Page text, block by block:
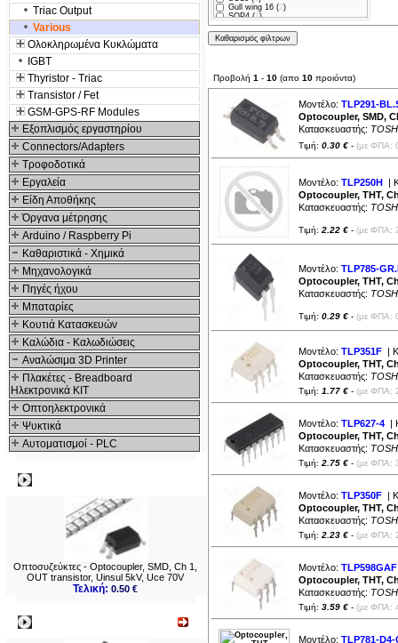
Triac Output
Various
Ολοκληρωμένα Κυκλώματα
IGBT
Thyristor - Triac
Transistor / Fet
GSM-GPS-RF Modules
Εξοπλισμός εργαστηρίου
Connectors/Adapters
Τροφοδοτικά
Εργαλεία
Είδη Αποθήκης
Όργανα μέτρησης
Arduino / Raspberry Pi
Καθαριστικά - Χημικά
Μηχανολογικά
Πηγές ήχου
Μπαταρίες
Κουτιά Κατασκευών
Καλώδια - Καλωδιώσεις
Αναλώσιμα 3D Printer
Πλακέτες - Breadboard
Ηλεκτρονικά ΚΙΤ
Οπτοηλεκτρονικά
Ψυκτικά
Αυτοματισμοί - PLC
Οπτοσυζεύκτες - Optocoupler, SMD, Ch 1,
OUT transistor, Uinsul 5kV, Uce 70V
Τελική:0.50 €
Gull wing 16 (2)
SOP4 (1)
SOP4L (2)
SO8 (2)
SO4 (2)
Προβολή 1 - 10 (απο 10 προιόντα)
Μοντέλο: TLP291-
Optocoupler, SMD,
Κατασκευαστής:
Τιμή: 0.30 € - (με ΦΠΑ:
Μοντέλο: TLP250H |
Optocoupler, THT,
Κατασκευαστής:
Τιμή: 2.22 € - (με ΦΠΑ:
Μοντέλο: TLP785-
Optocoupler, THT,
Κατασκευαστής:
Τιμή: 0.29 € - (με ΦΠΑ:
Μοντέλο: TLP351F |
Optocoupler, THT,
Κατασκευαστής:
Τιμή: 1.77 € - (με ΦΠΑ:
Μοντέλο: TLP627-4 |
Optocoupler, THT,
Κατασκευαστής:
Τιμή: 2.75 € - (με ΦΠΑ:
Μοντέλο: TLP350F |
Optocoupler, THT,
Κατασκευαστής:
Τιμή: 2.23 € - (με ΦΠΑ:
Μοντέλο: TLP598GAF
Optocoupler, THT,
Κατασκευαστής:
Τιμή: 3.59 € - (με ΦΠΑ:
Μοντέλο: TLP781-D4-